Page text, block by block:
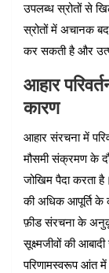
उपलब्ध स्रोतों से
स्रोतों में अचानक
कर सकती है और
आहार
कारण
आहार संरचना में
मौसमी संक्रमण के
जोखिम पैदा करता
की अधिक आपूर्ति के
फ़ीड संरचना के
सूक्ष्मजीवों की
परिणामस्वरूप आंत में